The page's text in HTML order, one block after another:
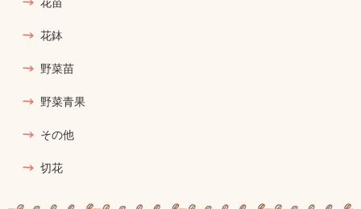
花鉢
野菜苗
野菜青果
その他
切花